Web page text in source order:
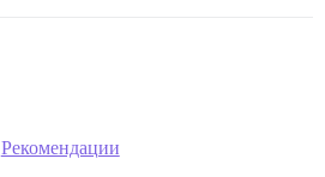
Рекомендации